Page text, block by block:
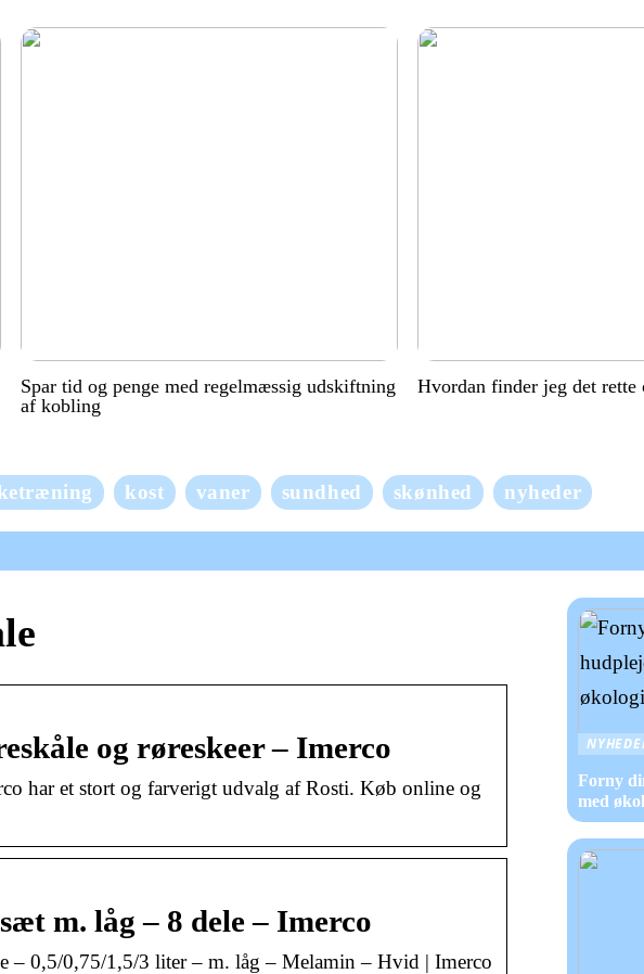
Spar tid og penge med regelmæssig udskiftning
af kobling
Hvordan finder jeg det
kost vaner sundhed skønhed nyheder
og røreskeer – Imerco
har et stort og farverigt udvalg af Rosti. Køb online og
m. låg – 8 dele – Imerco
– 0,5/0,75/1,5/3 liter – m. låg – Melamin – Hvid | Imerco
Forny
med